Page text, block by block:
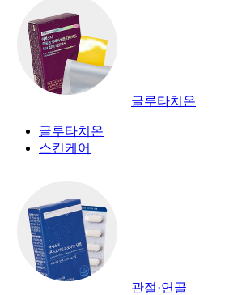
글루타치온
글루타치온
스킨케어
관절·연골